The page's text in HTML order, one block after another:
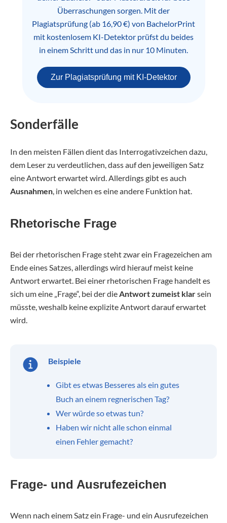
Überraschungen sorgen. Mit der
Plagiatsprüfung (ab 16,90 €) von BachelorPrint
mit kostenlosem KI-Detektor prüfst du beides
in einem Schritt und das in nur 10 Minuten.
Zur Plagiatsprüfung mit KI-Detektor
Sonderfälle
In den meisten Fällen dient das Interrogativzeichen dazu,
dem Leser zu verdeutlichen, dass auf den jeweiligen Satz
eine Antwort erwartet wird. Allerdings gibt es auch
Ausnahmen, in welchen es eine andere Funktion hat.
Rhetorische Frage
Bei der rhetorischen Frage steht zwar ein Fragezeichen am
Ende eines Satzes, allerdings wird hierauf meist keine
Antwort erwartet. Bei einer rhetorischen Frage handelt es
sich um eine „Frage“, bei der dieAntwortzumeist klarsein
müsste, weshalb keine explizite Antwort darauf erwartet
wird.
Beispiele
Gibt es etwas Besseres als ein gutes
Buch an einem regnerischen Tag?
Wer würde so etwas tun?
Haben wir nicht alle schon einmal
einen Fehler gemacht?
Frage- und Ausrufezeichen
Wenn nach einem Satz ein Frage- und ein Ausrufezeichen